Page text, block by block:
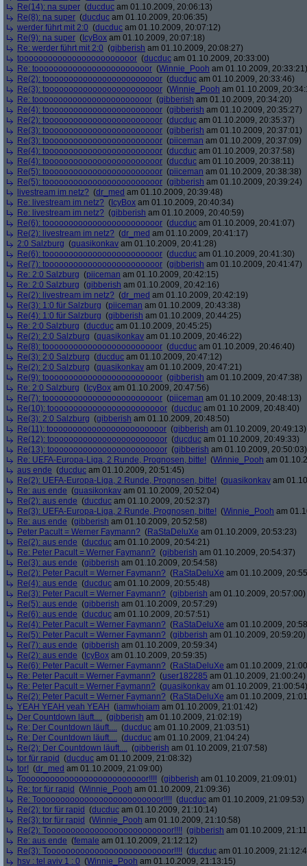
Re(14): na super (ducduc am 01.10.2009, 20:06:13)
Re(8): na super (ducduc am 01.10.2009, 20:06:35)
werder führt mit 2:0 (ducduc am 01.10.2009, 20:07:12)
Re(9): na super ( IcyBox am 01.10.2009, 20:07:18)
Re: werder führt mit 2:0 (gibberish am 01.10.2009, 20:08:27)
toooooooooooooooooooooooor (ducduc am 01.10.2009, 20:33:00)
Re: toooooooooooooooooooooooor (Winnie_Pooh am 01.10.2009, 20:33:21)
Re(2): toooooooooooooooooooooooor (ducduc am 01.10.2009, 20:33:46)
Re(3): toooooooooooooooooooooooor (Winnie_Pooh am 01.10.2009,
Re: toooooooooooooooooooooooor (gibberish am 01.10.2009, 20:34:20)
Re(4): toooooooooooooooooooooooor (gibberish am 01.10.2009, 20:35:27)
Re(2): toooooooooooooooooooooooor (ducduc am 01.10.2009, 20:35:37)
Re(3): toooooooooooooooooooooooor (gibberish am 01.10.2009, 20:37:01)
Re(3): toooooooooooooooooooooooor (piiceman am 01.10.2009, 20:37:09)
Re(4): toooooooooooooooooooooooor (ducduc am 01.10.2009, 20:37:58)
Re(4): toooooooooooooooooooooooor (ducduc am 01.10.2009, 20:38:11)
Re(5): toooooooooooooooooooooooor (piiceman am 01.10.2009, 20:38:38)
Re(5): toooooooooooooooooooooooor (gibberish am 01.10.2009, 20:39:24)
livestream im netz? (dr_med am 01.10.2009, 20:39:48)
Re: livestream im netz? ( IcyBox am 01.10.2009, 20:40:34)
Re: livestream im netz? (gibberish am 01.10.2009, 20:40:59)
Re(6): toooooooooooooooooooooooor (ducduc am 01.10.2009, 20:41:07)
Re(2): livestream im netz? (dr_med am 01.10.2009, 20:41:17)
2:0 Salzburg (quasikonkav am 01.10.2009, 20:41:28)
Re(6): toooooooooooooooooooooooor (ducduc am 01.10.2009, 20:41:30)
Re(7): toooooooooooooooooooooooor (gibberish am 01.10.2009, 20:41:47)
Re: 2:0 Salzburg (piiceman am 01.10.2009, 20:42:15)
Re: 2:0 Salzburg (gibberish am 01.10.2009, 20:42:16)
Re(2): livestream im netz? (dr_med am 01.10.2009, 20:42:19)
Re(3): 1:0 für Salzburg (piiceman am 01.10.2009, 20:43:38)
Re(4): 1:0 für Salzburg (gibberish am 01.10.2009, 20:44:25)
Re: 2:0 Salzburg (ducduc am 01.10.2009, 20:45:25)
Re(2): 2:0 Salzburg (quasikonkav am 01.10.2009, 20:46:22)
Re(8): toooooooooooooooooooooooor (ducduc am 01.10.2009, 20:46:40)
Re(3): 2:0 Salzburg (ducduc am 01.10.2009, 20:47:12)
Re(2): 2:0 Salzburg (quasikonkav am 01.10.2009, 20:47:21)
Re(9): toooooooooooooooooooooooor (gibberish am 01.10.2009, 20:47:38)
Re: 2:0 Salzburg ( IcyBox am 01.10.2009, 20:47:56)
Re(7): toooooooooooooooooooooooor (piiceman am 01.10.2009, 20:48:13)
Re(10): toooooooooooooooooooooooor (ducduc am 01.10.2009, 20:48:40)
Re(3): 2:0 Salzburg (gibberish am 01.10.2009, 20:48:50)
Re(11): toooooooooooooooooooooooor (gibberish am 01.10.2009, 20:49:13)
Re(12): toooooooooooooooooooooooor (ducduc am 01.10.2009, 20:49:33)
Re(13): toooooooooooooooooooooooor (gibberish am 01.10.2009, 20:50:03)
Re: UEFA-Europa-Liga, 2 Runde, Prognosen, bitte! (Winnie_Pooh am
aus ende (ducduc am 01.10.2009, 20:51:45)
Re(2): UEFA-Europa-Liga, 2 Runde, Prognosen, bitte! (quasikonkav am
Re: aus ende (quasikonkav am 01.10.2009, 20:52:04)
Re(2): aus ende (ducduc am 01.10.2009, 20:52:37)
Re(3): UEFA-Europa-Liga, 2 Runde, Prognosen, bitte! (Winnie_Pooh am
Re: aus ende (gibberish am 01.10.2009, 20:52:58)
Peter Pacult = Werner Faymann? (RaStaDeluXe am 01.10.2009, 20:53:23)
Re(2): aus ende (ducduc am 01.10.2009, 20:54:21)
Re: Peter Pacult = Werner Faymann? (gibberish am 01.10.2009, 20:54:37)
Re(3): aus ende (gibberish am 01.10.2009, 20:54:58)
Re(2): Peter Pacult = Werner Faymann? (RaStaDeluXe am 01.10.2009,
Re(4): aus ende (ducduc am 01.10.2009, 20:55:48)
Re(3): Peter Pacult = Werner Faymann? (gibberish am 01.10.2009, 20:57:00)
Re(5): aus ende (gibberish am 01.10.2009, 20:57:29)
Re(6): aus ende (ducduc am 01.10.2009, 20:57:51)
Re(4): Peter Pacult = Werner Faymann? (RaStaDeluXe am 01.10.2009,
Re(5): Peter Pacult = Werner Faymann? (gibberish am 01.10.2009, 20:59:20)
Re(7): aus ende (gibberish am 01.10.2009, 20:59:34)
Re(2): aus ende ( IcyBox am 01.10.2009, 20:59:35)
Re(6): Peter Pacult = Werner Faymann? (RaStaDeluXe am 01.10.2009,
Re: Peter Pacult = Werner Faymann? (user182285 am 01.10.2009, 21:00:24)
Re: Peter Pacult = Werner Faymann? (quasikonkav am 01.10.2009, 21:00:54)
Re(2): Peter Pacult = Werner Faymann? (RaStaDeluXe am 01.10.2009,
YEAH YEAH yeah YEAH (iamwhoiam am 01.10.2009, 21:01:42)
Der Countdown läuft.... (gibberish am 01.10.2009, 21:02:19)
Re: Der Countdown läuft.... (ducduc am 01.10.2009, 21:03:51)
Re: Der Countdown läuft.... (ducduc am 01.10.2009, 21:04:24)
Re(2): Der Countdown läuft.... (gibberish am 01.10.2009, 21:07:58)
tor für rapid (ducduc am 01.10.2009, 21:08:32)
tor! (dr_med am 01.10.2009, 21:09:00)
Toooooooooooooooooooooooooor!!!! (gibberish am 01.10.2009, 21:09:01)
Re: tor für rapid (Winnie_Pooh am 01.10.2009, 21:09:36)
Re: Toooooooooooooooooooooooooor!!!! (ducduc am 01.10.2009, 21:09:53)
Re(2): tor für rapid (ducduc am 01.10.2009, 21:10:14)
Re(3): tor für rapid (Winnie_Pooh am 01.10.2009, 21:10:58)
Re(2): Toooooooooooooooooooooooooor!!!! (gibberish am 01.10.2009,
Re: aus ende (female am 01.10.2009, 21:12:12)
Re(3): Toooooooooooooooooooooooooor!!!! (ducduc am 01.10.2009,
hsv : tel aviv 1 : 0 (Winnie_Pooh am 01.10.2009, 21:13:15)